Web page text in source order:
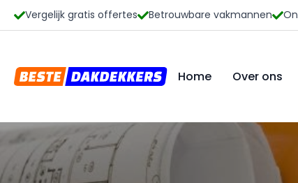
Vergelijk gratis offertes Betrouwbare vakmannen
Home Over ons